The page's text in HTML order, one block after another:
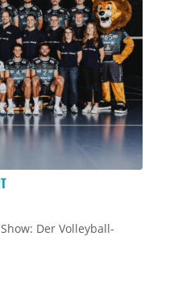
Der Volleyball-